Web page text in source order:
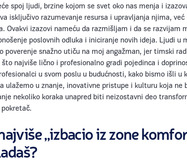
spoj ljudi, brzine kojom se svet oko nas menja i
isključivo razumevanje resursa i upravljanja njima,
Ovakvi izazovi nameću da razmišljam i da se razvijam
poslovnih odluka i iniciranje novih ideja. Ljudi u
poverenje snažno utiču na moj angažman, jer timski
najviše lično i profesionalno gradi pojedinca i
u svom poslu u budućnosti, kako bismo išli u
ulažemo u znanje, inovativne pristupe i kulturu koja ne
nekoliko koraka unapred biti neizostavni deo
„izbacio iz zone